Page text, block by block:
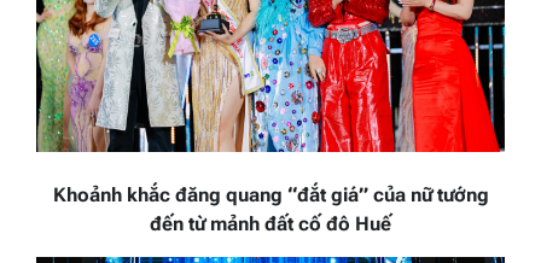
Khoảnh khắc đăng quang “đắt giá” của nữ tướng
đến từ mảnh đất cố đô Huế